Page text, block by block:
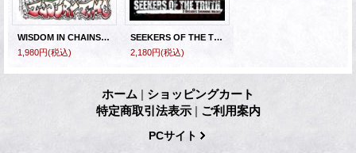
WISDOM IN CHAINS / INJURY TIME - Split [CD]
1,980円(税込)
SEEKERS OF THE TRUTH - 2 Decades shunning Masks [CD]
2,180円(税込)
ホーム | ショッピングカート
特定商取引法表示 | ご利用案内
PCサイト